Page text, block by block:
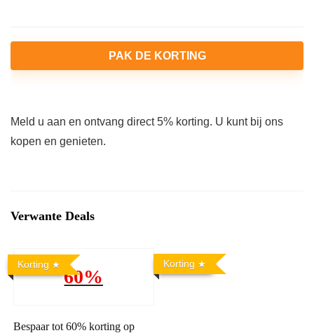
PAK DE KORTING
Meld u aan en ontvang direct 5% korting. U kunt bij ons
kopen en genieten.
Verwante Deals
Korting
60%
Bespaar tot 60% korting op
Korting